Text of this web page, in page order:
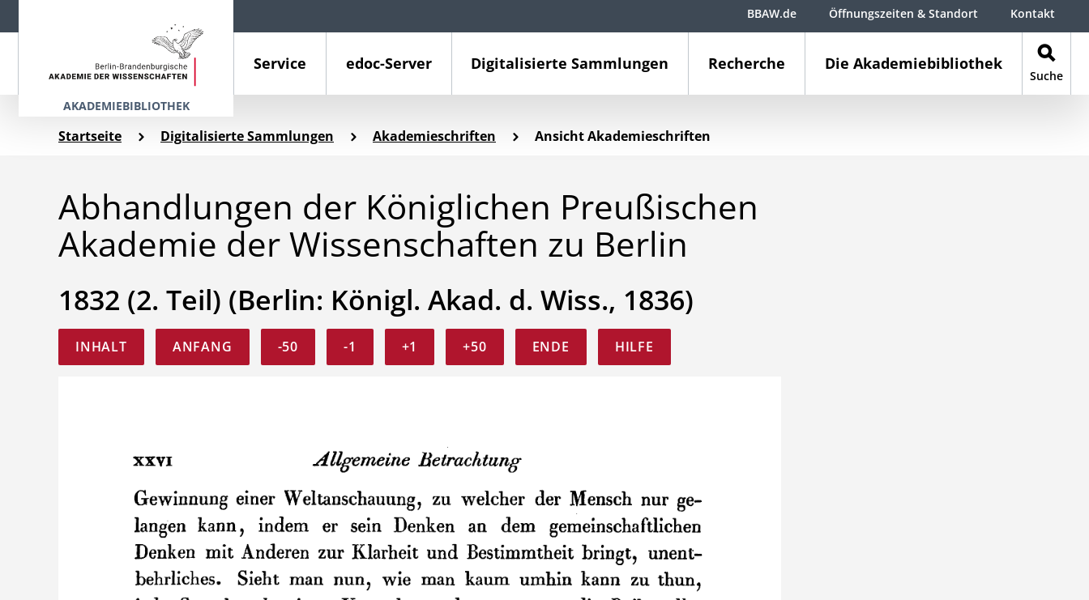
AKADEMIEBIBLIOTHEK
Service edoc-Server Digitalisierte Sammlungen Recherche Die Akademiebibliothek
Suche
BBAW.de Öffnungszeiten & Standort Kontakt
Startseite Digitalisierte Sammlungen Akademieschriften Ansicht Akademieschriften
Abhandlungen der Königlichen Preußischen
Akademie der Wissenschaften zu Berlin
1832 (2. Teil) (Berlin: Königl. Akad. d. Wiss., 1836)
INHALT ANFANG -50 -1 +1 +50 ENDE HILFE